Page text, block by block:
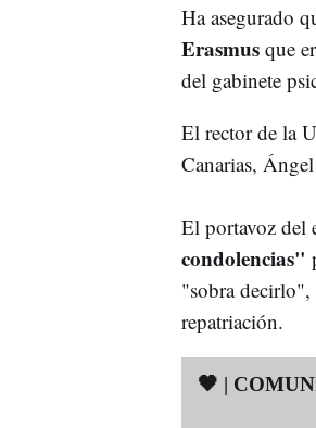
Ha asegurado
Erasmusque
del gabinete
El rector de la
Canarias,
El portavoz del
condolencias"
"sobra decirlo",
repatriación.
🖤 |